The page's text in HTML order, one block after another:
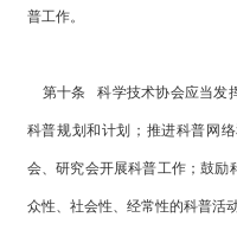
普工作。
第十条 科学技术协会应当发
科普规划和计划；推进科普网
会、研究会开展科普工作；鼓励
众性、社会性、经常性的科普活动